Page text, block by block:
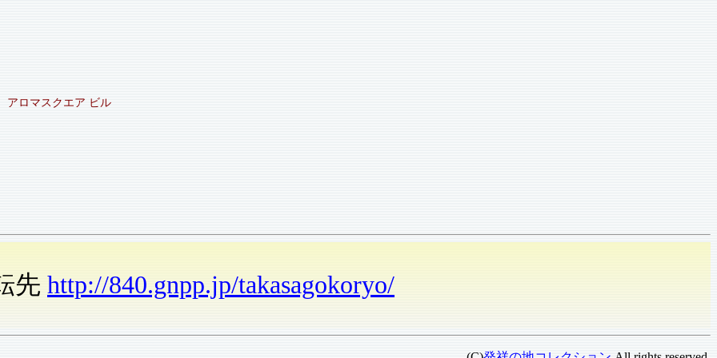
ロマスクエア ビル
先 http://840.gnpp.jp/takasagokoryo/